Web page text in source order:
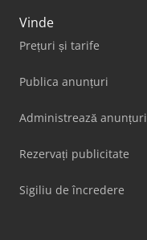
Vinde
Prețuri și tarife
Publica anunțuri
Administrează anunțuri
Rezervați publicitate
Sigiliu de încredere